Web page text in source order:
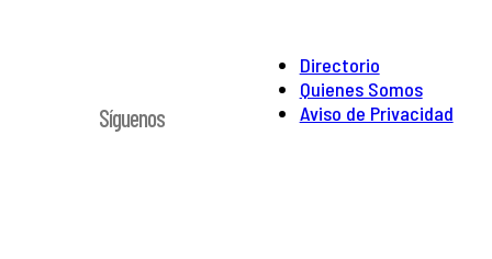
Directorio
Quienes Somos
Aviso de Privacidad
Síguenos